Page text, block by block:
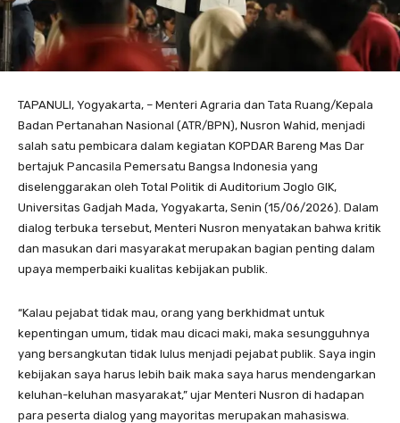
TAPANULI, Yogyakarta, – Menteri Agraria dan Tata Ruang/Kepala
Badan Pertanahan Nasional (ATR/BPN), Nusron Wahid, menjadi
salah satu pembicara dalam kegiatan KOPDAR Bareng Mas Dar
bertajuk Pancasila Pemersatu Bangsa Indonesia yang
diselenggarakan oleh Total Politik di Auditorium Joglo GIK,
Universitas Gadjah Mada, Yogyakarta, Senin (15/06/2026). Dalam
dialog terbuka tersebut, Menteri Nusron menyatakan bahwa kritik
dan masukan dari masyarakat merupakan bagian penting dalam
upaya memperbaiki kualitas kebijakan publik.
“Kalau pejabat tidak mau, orang yang berkhidmat untuk
kepentingan umum, tidak mau dicaci maki, maka sesungguhnya
yang bersangkutan tidak lulus menjadi pejabat publik. Saya ingin
kebijakan saya harus lebih baik maka saya harus mendengarkan
keluhan-keluhan masyarakat,” ujar Menteri Nusron di hadapan
para peserta dialog yang mayoritas merupakan mahasiswa.